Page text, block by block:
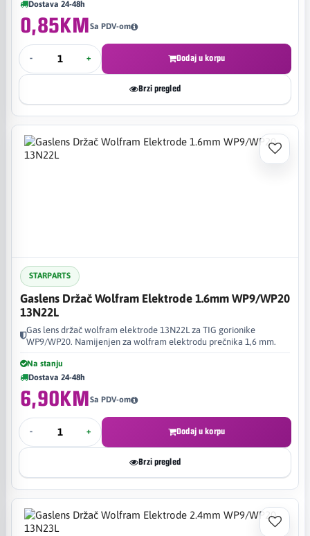
Dostava 24-48h
0,85KMSa PDV-om
- + Dodaj u korpu
Brzi pregled
STARPARTS
Gaslens Držač Wolfram Elektrode 1.6mm WP9/WP20
13N22L
Gas lens držač wolfram elektrode 13N22L za TIG gorionike
WP9/WP20. Namijenjen za wolfram elektrodu prečnika 1,6 mm.
Na stanju
Dostava 24-48h
6,90KMSa PDV-om
- + Dodaj u korpu
Brzi pregled